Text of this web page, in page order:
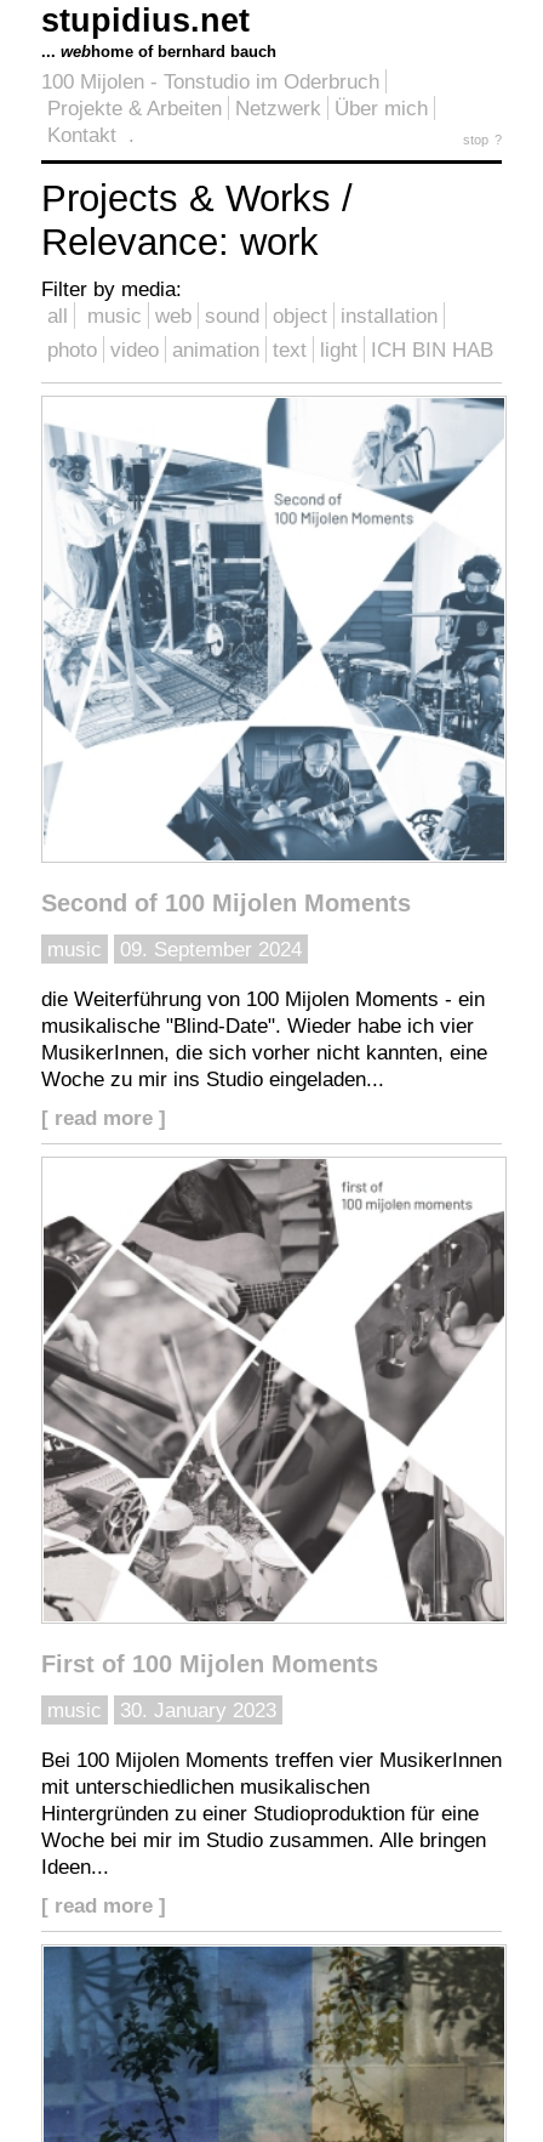
stupidius.net
... webhome of bernhard bauch
100 Mijolen - Tonstudio im Oderbruch
Projekte & Arbeiten
Netzwerk
Über mich
Kontakt . stop ?
Projects & Works /
Relevance: work
Filter by media:
all
music web sound object
installation
photo video animation text light ICH BIN HAB
Second of 100 Mijolen Moments
music 09. September 2024
die Weiterführung von 100 Mijolen Moments - ein
musikalische "Blind-Date". Wieder habe ich vier
MusikerInnen, die sich vorher nicht kannten, eine
Woche zu mir ins Studio eingeladen...
[ read more ]
First of 100 Mijolen Moments
music 30. January 2023
Bei 100 Mijolen Moments treffen vier MusikerInnen
mit unterschiedlichen musikalischen
Hintergründen zu einer Studioproduktion für eine
Woche bei mir im Studio zusammen. Alle bringen
Ideen...
[ read more ]